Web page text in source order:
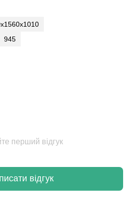
945
перший відгук
відгук